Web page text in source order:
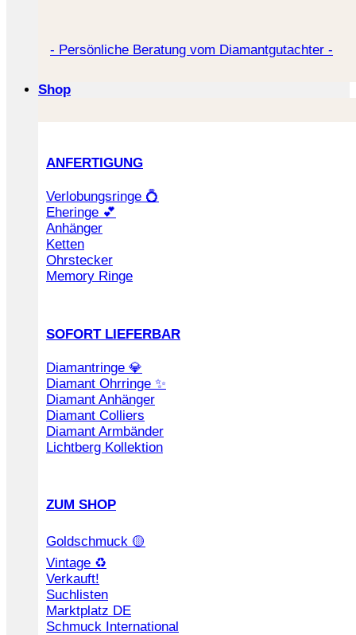
- Persönliche Beratung vom Diamantgutachter -
Shop
ANFERTIGUNG
Verlobungsringe 💍
Eheringe 💕
Anhänger
Ketten
Ohrstecker
Memory Ringe
SOFORT LIEFERBAR
Diamantringe 💎
Diamant Ohrringe ✨
Diamant Anhänger
Diamant Colliers
Diamant Armbänder
Lichtberg Kollektion
ZUM SHOP
Goldschmuck 🟡
Vintage ♻️
Verkauft!
Suchlisten
Marktplatz DE
Schmuck International